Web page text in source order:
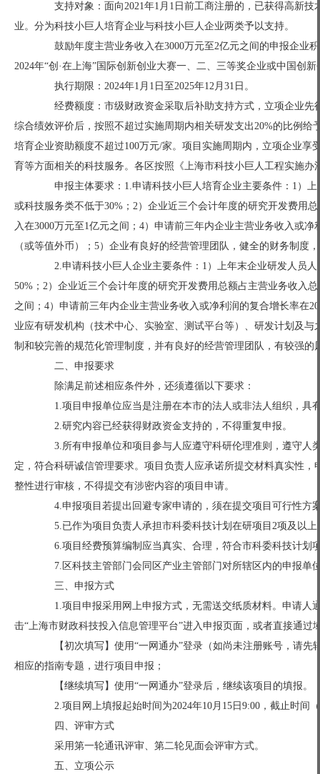
支持对象：面向2021年1月1日前工商注册的，已获得高新技
业。分为科技小巨人培育企业与科技小巨人企业两类予以支持。
鼓励年度主营业务收入在3000万元至2亿元之间的申报企业积
2024年“创·在上海”国际创新创业大赛一、二、三等奖企业或中国创
执行期限：2024年1月1日至2025年12月31日。
经费额度：市级财政资金采取后补助支持方式，立项企业先
综合绩效评价后，按照不超过实施周期内相关研发支出20%的比例
培育企业资助额度不超过100万元/家。项目实施周期内，立项企业
育等方面相关的科技服务。各区按照《上海市科技小巨人工程实施办
申报主体要求：1.申请科技小巨人培育企业主要条件：1）上
或科技服务类不低于30%；2）企业近三个会计年度的研究开发费用
入在3000万元至1亿元之间；4）申请前三年内企业主营业务收入或
（或等值外币）；5）企业有良好的经营管理团队，健全的财务制度
2.申请科技小巨人企业主要条件：1）上年末企业研发人员人
50%；2）企业近三个会计年度的研究开发费用总额占主营业务收入
之间；4）申请前三年内企业主营业务收入或净利润的复合增长率在
业应有研发机构（技术中心、实验室、测试平台等）、研发计划及
制和较完善的规范化管理制度，并有良好的经营管理团队，有较强的
二、申报要求
除满足前述相应条件外，还须遵循以下要求：
1.项目申报单位应当是注册在本市的法人或非法人组织，具
2.研究内容已经获得财政资金支持的，不得重复申报。
3.所有申报单位和项目参与人应遵守科研伦理准则，遵守人
定，符合科研诚信管理要求。项目负责人应承诺所提交材料真实性
整性进行审核，不得提交有涉密内容的项目申请。
4.申报项目若提出回避专家申请的，须在提交项目可行性方
5.已作为项目负责人承担市科委科技计划在研项目2项及以上
6.项目经费预算编制应当真实、合理，符合市科委科技计划
7.区科技主管部门会同区产业主管部门对所辖区内的申报单
三、申报方式
1.项目申报采用网上申报方式，无需送交纸质材料。申请人
击“上海市财政科技投入信息管理平台”进入申报页面，或者直接通过
【初次填写】使用“一网通办”登录（如尚未注册账号，请先
相应的指南专题，进行项目申报；
【继续填写】使用“一网通办”登录后，继续该项目的填报。
2.项目网上填报起始时间为2024年10月15日9:00，截止时间
四、评审方式
采用第一轮通讯评审、第二轮见面会评审方式。
五、立项公示